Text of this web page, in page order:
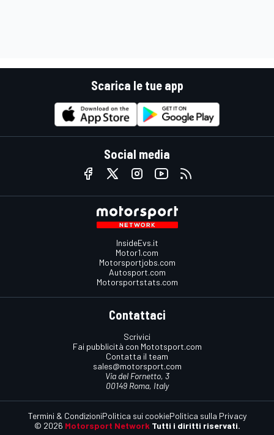
Scarica le tue app
Social media
InsideEvs.it
Motor1.com
Motorsportjobs.com
Autosport.com
Motorsportstats.com
Contattaci
Scrivici
Fai pubblicità con Mototsport.com
Contatta il team
sales@motorsport.com
Via del Fornetto, 3
00149 Roma, Italy
© 2026 Motorsport Network Tutti i diritti riservati.
Termini & CondizioniPolitica sui cookiePolitica sulla Privacy